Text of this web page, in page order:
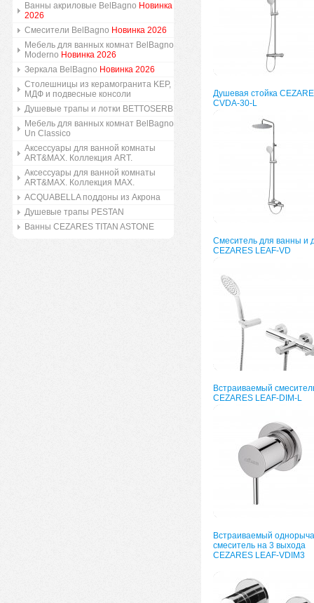
Ванны акриловые BelBagno Новинка
2026
Смесители BelBagno Новинка 2026
Мебель для ванных комнат BelBagno
Moderno Новинка 2026
Зеркала BelBagno Новинка 2026
Столешницы из керамогранита KEP,
МДФ и подвесные консоли
Душевые трапы и лотки BETTOSERB
Мебель для ванных комнат BelBagno
Un Classico
Аксессуары для ванной комнаты
ART&MAX. Коллекция ART.
Аксессуары для ванной комнаты
ART&MAX. Коллекция MAX.
ACQUABELLA поддоны из Акрона
Душевые трапы PESTAN
Ванны CEZARES TITAN ASTONE
Душевая стойка
CVDA-30-L
Смеситель для ванны и
CEZARES LEAF-VD
Встраиваемый
CEZARES LEAF-DIM-L
Встраиваемый
смеситель на 3 выхода
CEZARES LEAF-VDIM3